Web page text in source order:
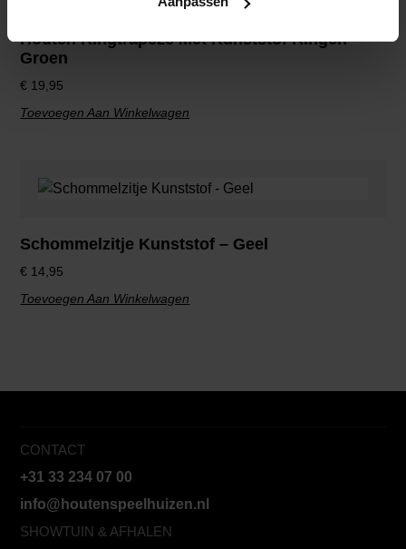
Houten Ringtrapeze Met Kunststof Ringen –
Groen
€ 19,95
Toevoegen Aan Winkelwagen
Schommelzitje Kunststof – Geel
€ 14,95
Toevoegen Aan Winkelwagen
CONTACT
+31 33 234 07 00
info@houtenspeelhuizen.nl
SHOWTUIN & AFHALEN